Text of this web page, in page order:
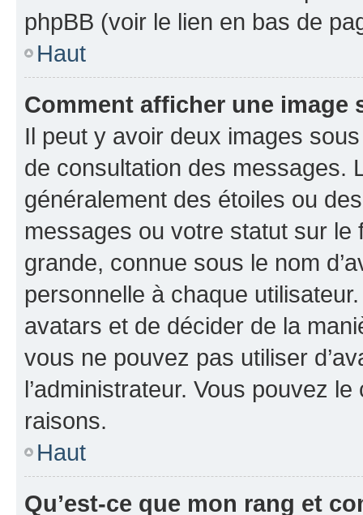
phpBB (voir le lien en bas de
Haut
Comment afficher une image
Il peut y avoir deux images
de consultation des messages.
généralement des étoiles ou
messages ou votre statut sur
grande, connue sous le nom
personnelle à chaque utilisateur.
avatars et de décider de la
vous ne pouvez pas utiliser
l’administrateur. Vous pouvez
raisons.
Haut
Qu’est-ce que mon rang et